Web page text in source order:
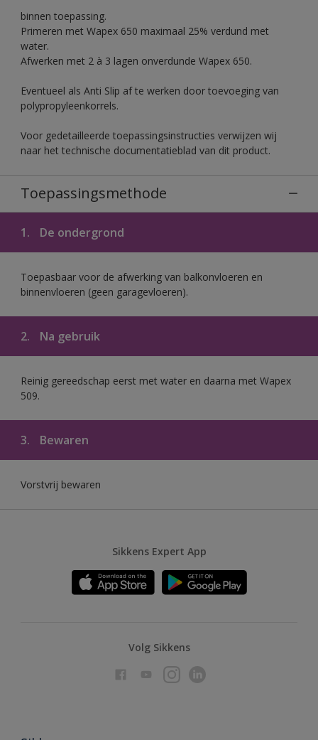
binnen toepassing.
Primeren met Wapex 650 maximaal 25% verdund met
water.
Afwerken met 2 à 3 lagen onverdunde Wapex 650.
Eventueel als Anti Slip af te werken door toevoeging van
polypropyleenkorrels.
Voor gedetailleerde toepassingsinstructies verwijzen wij
naar het technische documentatieblad van dit product.
Toepassingsmethode
1. De ondergrond
Toepasbaar voor de afwerking van balkonvloeren en
binnenvloeren (geen garagevloeren).
2. Na gebruik
Reinig gereedschap eerst met water en daarna met Wapex
509.
3. Bewaren
Vorstvrij bewaren
Sikkens Expert App
Volg Sikkens